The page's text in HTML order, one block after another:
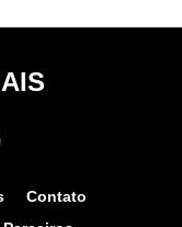
Contato